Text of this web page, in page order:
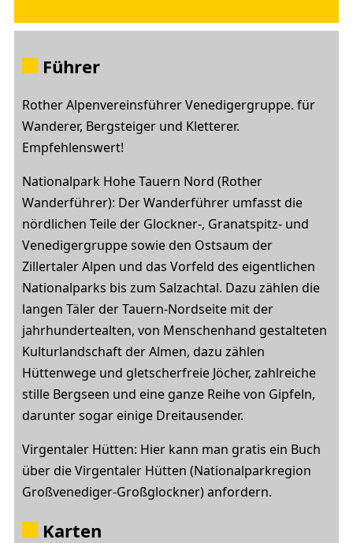
Führer
Rother Alpenvereinsführer Venedigergruppe. für
Wanderer, Bergsteiger und Kletterer.
Empfehlenswert!
Nationalpark Hohe Tauern Nord (Rother
Wanderführer): Der Wanderführer umfasst die
nördlichen Teile der Glockner-, Granatspitz- und
Venedigergruppe sowie den Ostsaum der
Zillertaler Alpen und das Vorfeld des eigentlichen
Nationalparks bis zum Salzachtal. Dazu zählen die
langen Täler der Tauern-Nordseite mit der
jahrhundertealten, von Menschenhand gestalteten
Kulturlandschaft der Almen, dazu zählen
Hüttenwege und gletscherfreie Jöcher, zahlreiche
stille Bergseen und eine ganze Reihe von Gipfeln,
darunter sogar einige Dreitausender.
Virgentaler Hütten: Hier kann man gratis ein Buch
über die Virgentaler Hütten (Nationalparkregion
Großvenediger-Großglockner) anfordern.
Karten